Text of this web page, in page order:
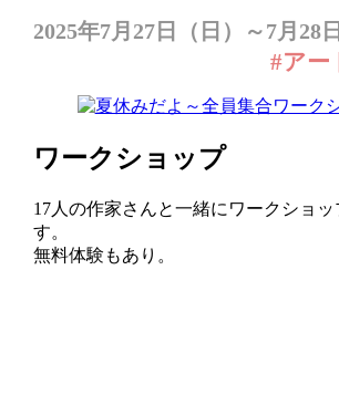
2025年7月27日（日）～7月28
#アー
ワークショップ
17人の作家さんと一緒にワークショッ
す。
無料体験もあり。